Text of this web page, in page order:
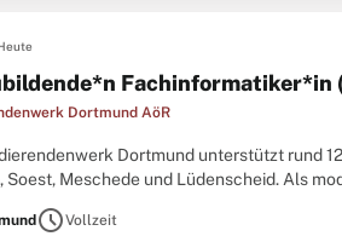
Dortmund AöR
Dortmund unterstützt rund
Soest, Meschede und Lüdenscheid. Als
scheduleVollzeit